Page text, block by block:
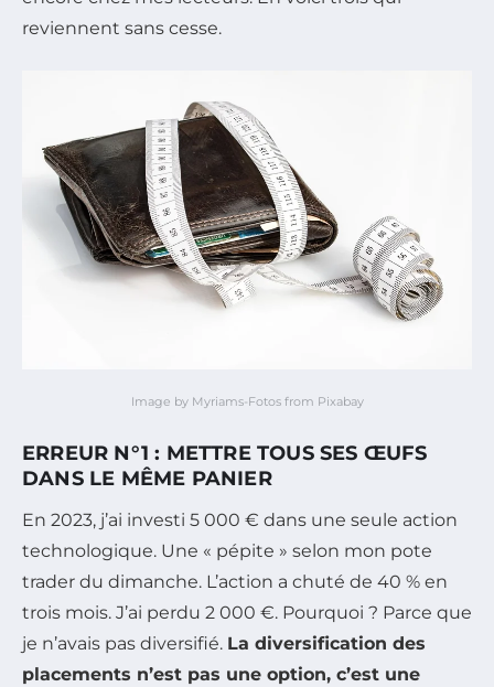
reviennent sans cesse.
Image by Myriams-Fotos from Pixabay
ERREUR N°1 : METTRE TOUS SES ŒUFS
DANS LE MÊME PANIER
En 2023, j’ai investi 5 000 € dans une seule action
technologique. Une « pépite » selon mon pote
trader du dimanche. L’action a chuté de 40 % en
trois mois. J’ai perdu 2 000 €. Pourquoi ? Parce que
je n’avais pas diversifié. La diversification des
placements n’est pas une option, c’est une